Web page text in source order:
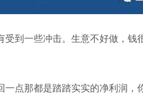
一些冲击。生意不好做，钱
那都是踏踏实实的净利润，